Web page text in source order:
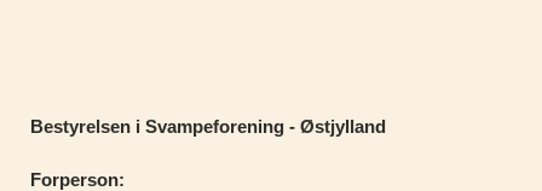
Bestyrelsen i Svampeforening - Østjylland
Forperson: